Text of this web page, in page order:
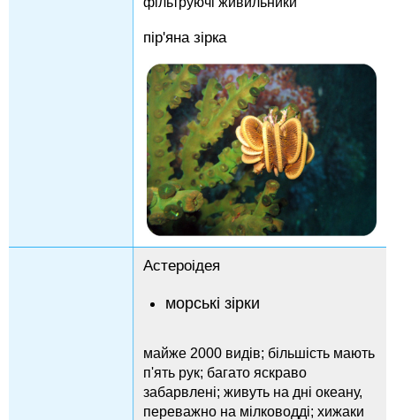
пір'яна зірка
Астероідея
морські зірки
майже 2000 видів; більшість мають
п'ять рук; багато яскраво
забарвлені; живуть на дні океану,
переважно на мілководді; хижаки